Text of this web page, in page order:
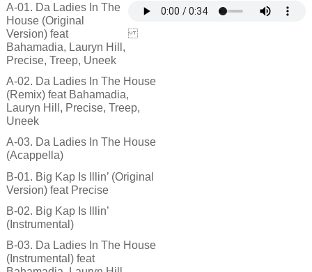
A-01. Da Ladies In The
House (Original
Version) feat
Bahamadia, Lauryn Hill,
Precise, Treep, Uneek
A-02. Da Ladies In The House
(Remix) feat Bahamadia,
Lauryn Hill, Precise, Treep,
Uneek
A-03. Da Ladies In The House
(Acappella)
B-01. Big Kap Is Illin’ (Original
Version) feat Precise
B-02. Big Kap Is Illin’
(Instrumental)
B-03. Da Ladies In The House
(Instrumental) feat